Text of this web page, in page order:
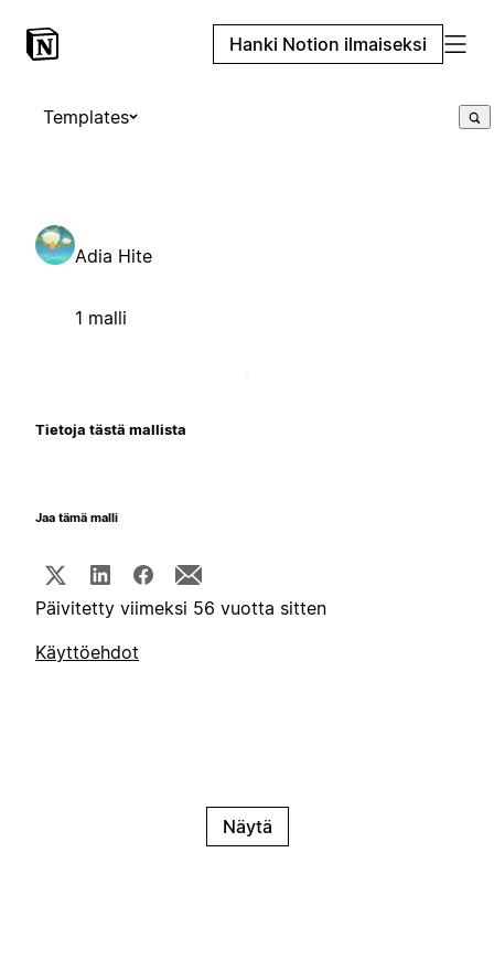
Hanki Notion ilmaiseksi
Templates
Adia Hite
1 malli
Tietoja tästä mallista
Jaa tämä malli
Päivitetty viimeksi 56 vuotta sitten
Käyttöehdot
Näytä